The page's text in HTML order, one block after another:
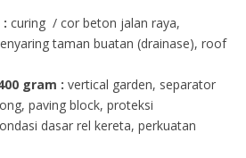
curing / cor beton jalan raya,
taman buatan (drainase), roof
gram : vertical garden, separator
paving block, proteksi
dasar rel kereta, perkuatan